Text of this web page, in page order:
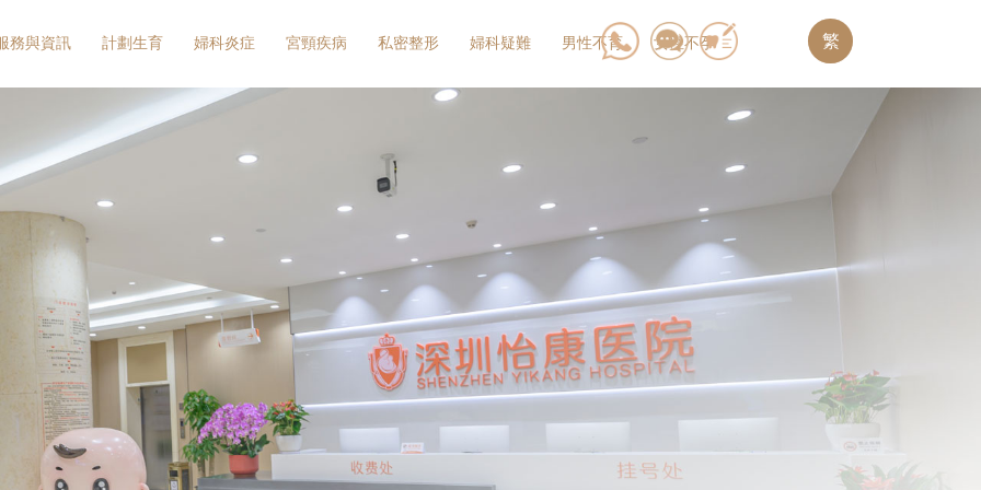
務與資訊 計劃生育 婦科炎症 宮頸疾病 私密整形 婦科疑難 男性不育 女性不孕 繁